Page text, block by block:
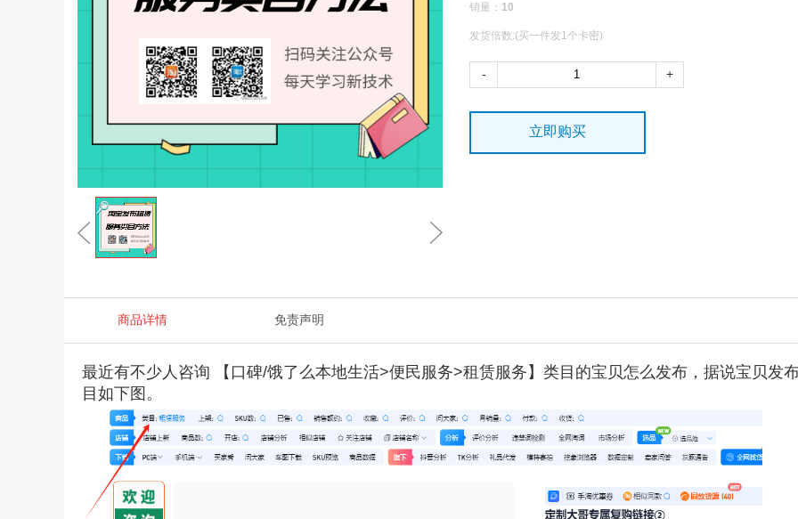
销量： 10
发货倍数:(买一件发1个卡密)
- +
立即购买
商品详情 免责声明
最近有不少人咨询 【口碑/饿了么本地生活>便民服务>租赁服务】类目的宝贝怎么发布，据说宝贝发
目如下图。